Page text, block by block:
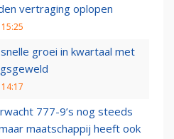
vertraging oplopen
groei in kwartaal met
777-9’s nog steeds
maatschappij heeft ook